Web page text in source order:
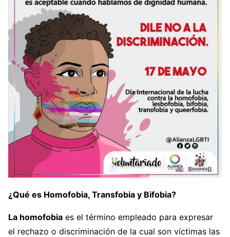
¿Qué es Homofobia, Transfobia y Bifobia?
La homofobia es el término empleado para expresar
el rechazo o discriminación de la cual son víctimas las